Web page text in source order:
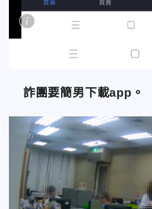
詐團要簡男下載app。